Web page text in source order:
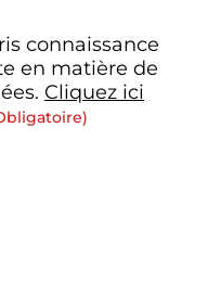
connaissance
en matière de
Cliquez ici